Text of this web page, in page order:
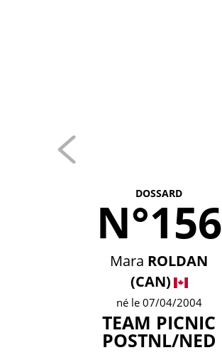
DOSSARD
N°156
Mara ROLDAN
(CAN)
né le 07/04/2004
TEAM PICNIC
POSTNL/NED